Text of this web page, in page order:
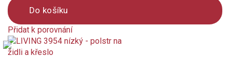
Do košíku
Přidat k porovnání
Product
is